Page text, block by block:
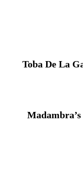
Toba De La